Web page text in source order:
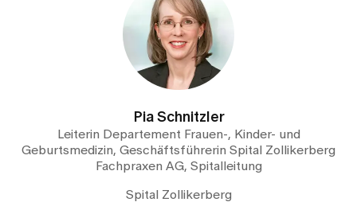
Pia Schnitzler
Leiterin Departement Frauen-, Kinder- und
Geburtsmedizin, Geschäftsführerin Spital Zollikerberg
Fachpraxen AG, Spitalleitung
Spital Zollikerberg